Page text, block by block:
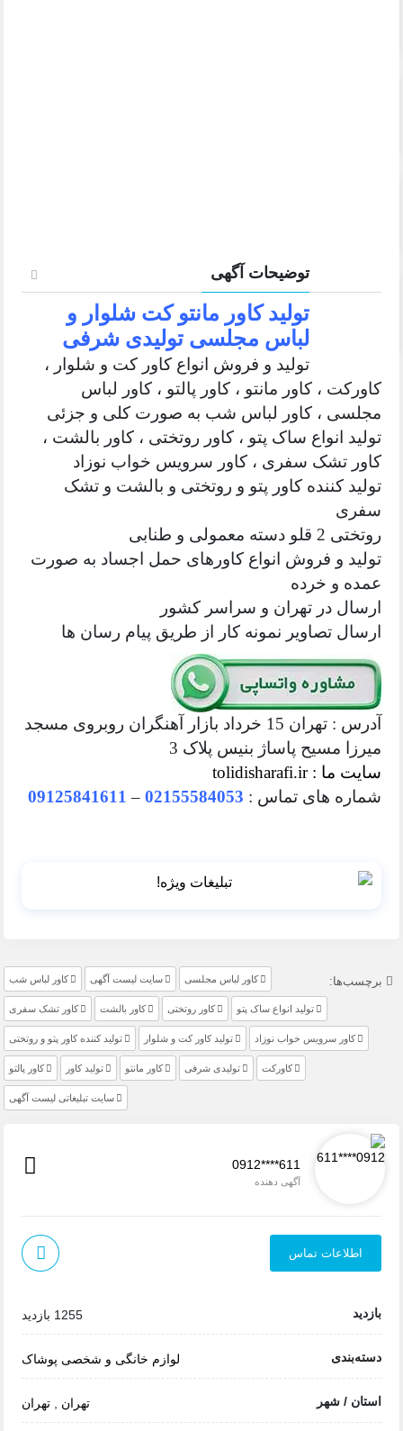
توضیحات آگهی
تولید کاور مانتو کت شلوار و
لباس مجلسی تولیدی شرفی
تولید و فروش انواع کاور کت و شلوار ،
کاورکت ، کاور مانتو ، کاور پالتو ، کاور لباس
مجلسی ، کاور لباس شب به صورت کلی و جزئی
تولید انواع ساک پتو ، کاور روتختی ، کاور بالشت ،
کاور تشک سفری ، کاور سرویس خواب نوزاد
تولید کننده کاور پتو و روتختی و بالشت و تشک
سفری
روتختی 2 قلو دسته معمولی و طنابی
تولید و فروش انواع کاورهای حمل اجساد به صورت
عمده و خرده
ارسال در تهران و سراسر کشور
ارسال تصاویر نمونه کار از طریق پیام رسان ها
آدرس : تهران 15 خرداد بازار آهنگران روبروی مسجد
میرزا مسیح پاساژ بنیس پلاک 3
سایت ما : tolidisharafi.ir
شماره های تماس : 02155584053
–
09125841611
برچسب‌ها: کاور لباس مجلسی سایت لیست آگهی کاور لباس شب
تولید انواع ساک پتو کاور روتختی کاور بالشت کاور تشک سفری
کاور سرویس خواب نوزاد تولید کاور کت و شلوار تولید کننده کاور پتو و روتختی
کاورکت تولیدی شرفی کاور مانتو تولید کاور کاور پالتو
سایت تبلیغاتی لیست آگهی
0912****611
آگهی دهنده
اطلاعات تماس
بازدید 1255 بازدید
دسته‌بندی لوازم خانگی و شخصی پوشاک
استان / شهر تهران تهران